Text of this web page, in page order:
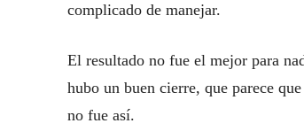
complicado de manejar.
El resultado no fue el mejor para
hubo un buen cierre, que parece
no fue así.